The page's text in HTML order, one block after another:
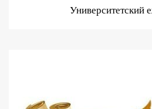
Университетский